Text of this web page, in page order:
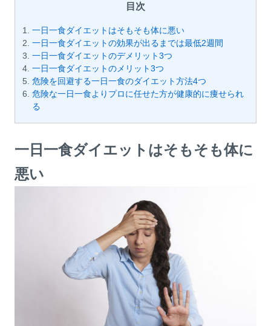
目次
一日一食ダイエットはそもそも体に悪い
一日一食ダイエットの効果が出るまでは最低2週間
一日一食ダイエットのデメリット3つ
一日一食ダイエットのメリット3つ
危険を回避する一日一食のダイエット方法4つ
危険な一日一食よりプロに任せた方が健康的に痩せられ
る
一日一食ダイエットはそもそも体に
悪い